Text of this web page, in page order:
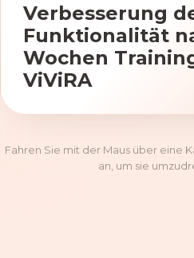
Verbesserung
Funktionalität
Wochen
ViViRA
Fahren Sie mit der Maus über eine
an, um sie